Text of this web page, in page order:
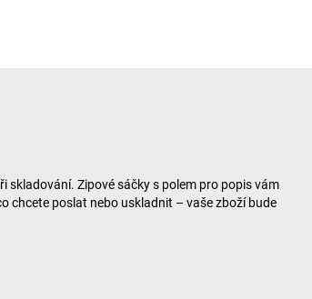
Zipové sáčky s polem pro popis vám
chcete poslat nebo uskladnit – vaše zboží bude